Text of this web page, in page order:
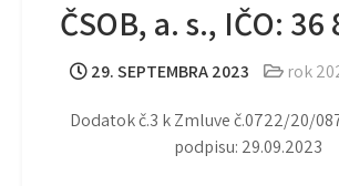
ČSOB, a. s., IČO: 36
29. SEPTEMBRA 2023 rok
Dodatok č.3 k Zmluve č.0722/20/
podpisu: 29.09.2023